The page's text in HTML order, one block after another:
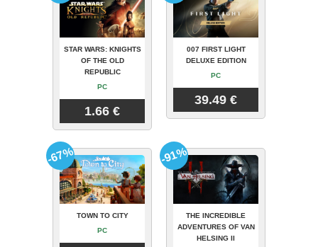
STAR WARS: KNIGHTS
OF THE OLD
REPUBLIC
PC
1.66 €
007 FIRST LIGHT
DELUXE EDITION
PC
39.49 €
TOWN TO CITY
PC
-67%
THE INCREDIBLE
ADVENTURES OF VAN
HELSING II
-91%